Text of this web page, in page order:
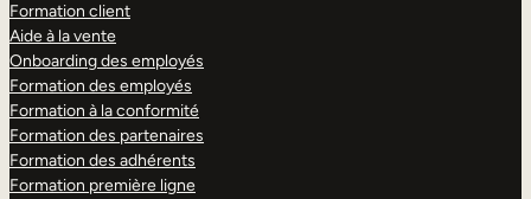
Formation client
Aide à la vente
Onboarding des employés
Formation des employés
Formation à la conformité
Formation des partenaires
Formation des adhérents
Formation première ligne